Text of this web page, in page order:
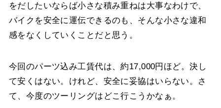
をだしたいならば小さな積み重ねは大事なわけで、
バイクを安全に運伝できるのも、そんな小さな違和
感をなくしていくことだと思う。
今回のパーツ込み工賃代は、約17,000円ほど。決し
て安くはない。けれど、安全に妥協はいらない。さ
て、今度のツーリングはどこ行こうかなぁ。